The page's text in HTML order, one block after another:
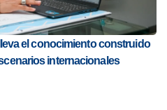
el conocimiento construido
internacionales